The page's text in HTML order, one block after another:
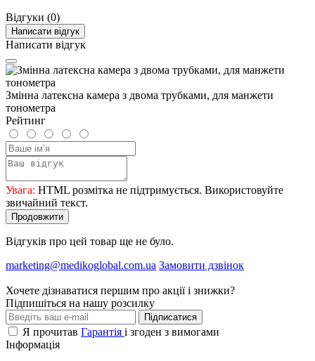
Відгуки (0)
Написати відгук
Написати відгук
Змінна латексна камера з двома трубками, для манжети
тонометра
Рейтинг
Увага: HTML розмітка не підтримується. Використовуйте
звичайний текст.
Продовжити
Відгуків про цей товар ще не було.
marketing@medikoglobal.com.ua Замовити дзвінок
Хочете дізнаватися першим про акції і знижки?
Підпишіться на нашу розсилку
Підписатися
Я прочитав Гарантія і згоден з вимогами
Інформація